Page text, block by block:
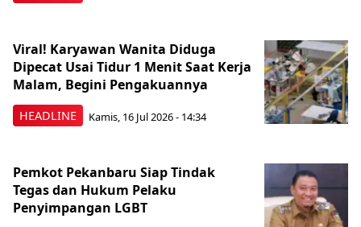
HEADLINE
Viral! Karyawan Wanita Diduga
Dipecat Usai Tidur 1 Menit Saat Kerja
Malam, Begini Pengakuannya
Kamis, 16 Jul 2026 - 14:34
Pemkot Pekanbaru Siap Tindak
Tegas dan Hukum Pelaku
Penyimpangan LGBT